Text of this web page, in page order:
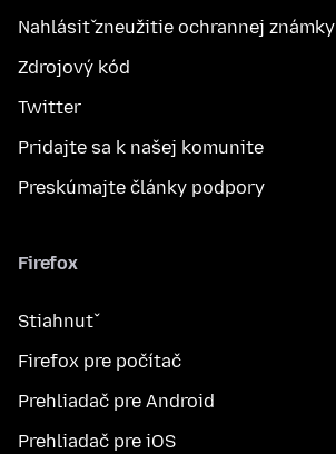
Nahlásiť zneužitie ochrannej známky
Zdrojový kód
Twitter
Pridajte sa k našej komunite
Preskúmajte články podpory
Firefox
Stiahnuť
Firefox pre počítač
Prehliadač pre Android
Prehliadač pre iOS